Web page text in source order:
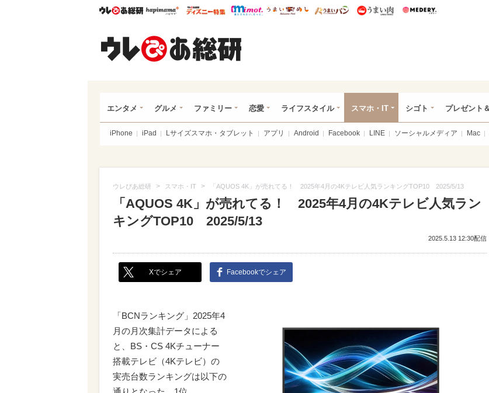
ウレぴあ総研ハピママ* ウレぴあ総研 ディズニー特集
mimot. うまいめし うまいパン うまい肉
エンタメ グルメ ファミリー 恋愛 ライフスタイル スマホ・IT シゴト プレゼント
iPhone iPad Lサイズスマホ・タブレット アプリ Android Facebook LINE ソーシャルメディア Mac
ウレぴあ総研 > スマホ・IT > 「AQUOS 4K」が売れてる！ 2025年4月の4Kテレビ人気ランキングTOP10 2025/5/13
「AQUOS 4K」が売れてる！ 2025年4月の4Kテレビ人気ラン
キングTOP10 2025/5/13
2025.5.13 12:30配信
Xでシェア Facebookでシェア
「BCNランキング」2025年4
月の月次集計データによる
と、BS・CS 4Kチューナー
搭載テレビ（4Kテレビ）の
実売台数ランキングは以下の